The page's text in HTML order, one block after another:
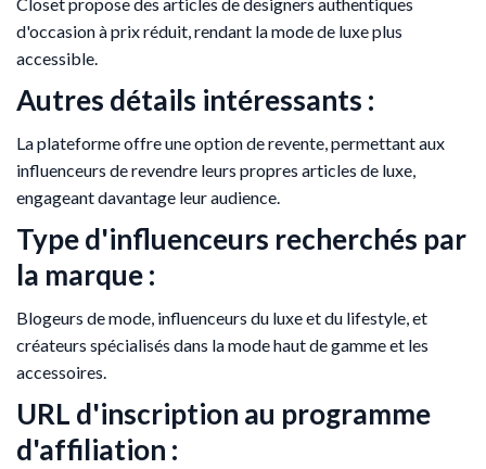
d'occasion à prix réduit, rendant la mode de luxe plus
accessible.
Autres détails intéressants :
La plateforme offre une option de revente, permettant aux
influenceurs de revendre leurs propres articles de luxe,
engageant davantage leur audience.
Type d'influenceurs recherchés par
la marque :
Blogeurs de mode, influenceurs du luxe et du lifestyle, et
créateurs spécialisés dans la mode haut de gamme et les
accessoires.
URL d'inscription au programme
d'affiliation :